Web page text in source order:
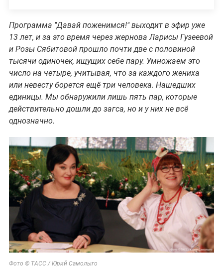
Программа "Давай поженимся!" выходит в эфир уже
13 лет, и за это время через жернова Ларисы Гузеевой
и Розы Сябитовой прошло почти две с половиной
тысячи одиночек, ищущих себе пару. Умножаем это
число на четыре, учитывая, что за каждого жениха
или невесту борется ещё три человека. Нашедших
единицы. Мы обнаружили лишь пять пар, которые
действительно дошли до загса, но и у них не всё
однозначно.
Фото © ТАСС / Юрий Самолыго